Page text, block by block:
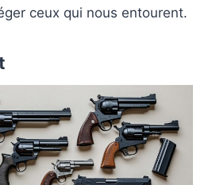
ceux qui nous entourent.